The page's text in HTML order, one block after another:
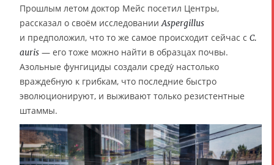
Прошлым летом доктор Мейс посетил Центры,
рассказал о своём исследованииAspergillus
и предположил, что то же самое происходит сейчас с С.
auris — его тоже можно найти в образцах почвы.
Азольные фунгициды создали среду́ настолько
враждебную к грибкам, что последние быстро
эволюционируют, и выживают только резистентные
штаммы.